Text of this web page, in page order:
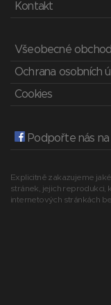
Kontakt
Všeobecné
Ochrana osobních
Cookies
Podpořte nás
Explicitně zakazujeme
stránek, jejich reprodukci,
internetových stránkách